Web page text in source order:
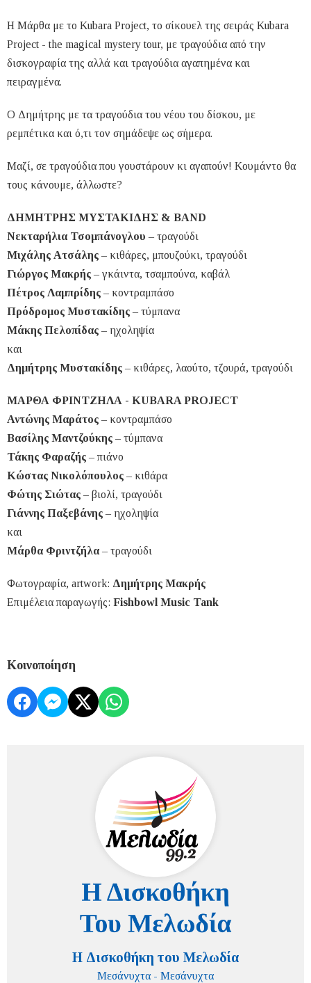
Η Μάρθα με το Kubara Project, το σίκουελ της σειράς Kubara
Project - the magical mystery tour, με τραγούδια από την
δισκογραφία της αλλά και τραγούδια αγαπημένα και
πειραγμένα.
Ο Δημήτρης με τα τραγούδια του νέου του δίσκου, με
ρεμπέτικα και ό,τι τον σημάδεψε ως σήμερα.
Μαζί, σε τραγούδια που γουστάρουν κι αγαπούν! Κουμάντο θα
τους κάνουμε, άλλωστε?
ΔΗΜΗΤΡΗΣ ΜΥΣΤΑΚΙΔΗΣ & BAND
Νεκταρήλια Τσομπάνογλου – τραγούδι
Μιχάλης Ατσάλης – κιθάρες, μπουζούκι, τραγούδι
Γιώργος Μακρής – γκάιντα, τσαμπούνα, καβάλ
Πέτρος Λαμπρίδης – κοντραμπάσο
Πρόδρομος Μυστακίδης – τύμπανα
Μάκης Πελοπίδας – ηχοληψία
και
Δημήτρης Μυστακίδης – κιθάρες, λαούτο, τζουρά, τραγούδι
ΜΑΡΘΑ ΦΡΙΝΤΖΗΛΑ - KUBARA PROJECT
Αντώνης Μαράτος – κοντραμπάσο
Βασίλης Μαντζούκης – τύμπανα
Τάκης Φαραζής – πιάνο
Κώστας Νικολόπουλος – κιθάρα
Φώτης Σιώτας – βιολί, τραγούδι
Γιάννης Παξεβάνης – ηχοληψία
και
Μάρθα Φριντζήλα – τραγούδι
Φωτογραφία, artwork: Δημήτρης Μακρής
Επιμέλεια παραγωγής: Fishbowl Music Tank
Κοινοποίηση
Η Δισκοθήκη του Μελωδία
Μεσάνυχτα - Μεσάνυχτα